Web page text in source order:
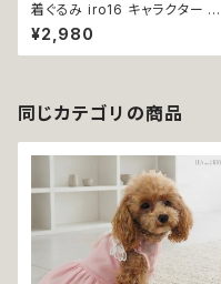
着ぐるみ iro16 キャラクター 蜘
蛛 ふわモコ コスチューム コス
プレ コス ハロウィン dog cat
ウェア ドッグ ウェア ドッグウエ
おしゃれ 返品交換不可
¥2,980
同じカテゴリの商品